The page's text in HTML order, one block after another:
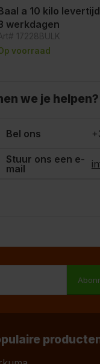
a 10 kilo
werkdagen
17228BULK
voorraad
we je helpen?
Bel ons
Stuur ons een e-
mail